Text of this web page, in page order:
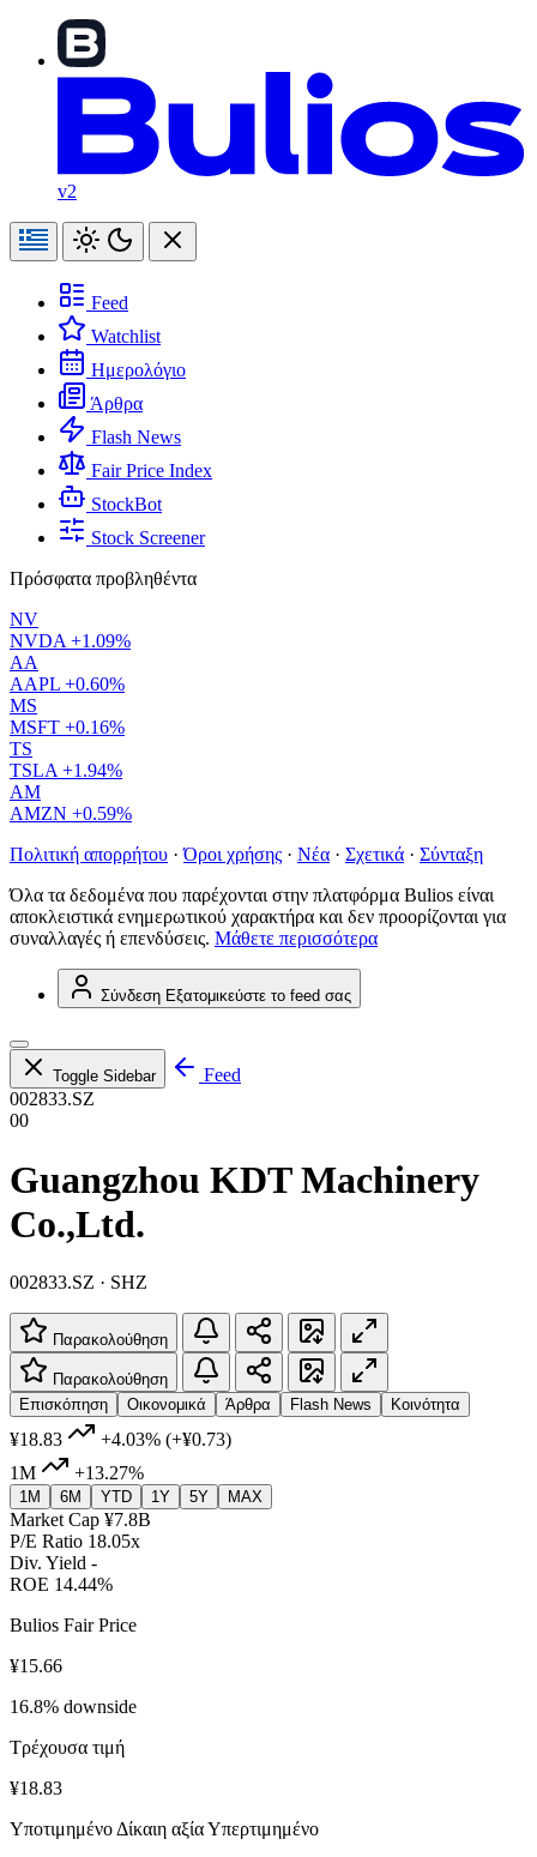
v2
Feed
Watchlist
Ημερολόγιο
Άρθρα
Flash News
Fair Price Index
StockBot
Stock Screener
Πρόσφατα προβληθέντα
NV
NVDA +1.09%
AA
AAPL +0.60%
MS
MSFT +0.16%
TS
TSLA +1.94%
AM
AMZN +0.59%
Πολιτική απορρήτου · Όροι χρήσης · Νέα · Σχετικά · Σύνταξη
Όλα τα δεδομένα που παρέχονται στην πλατφόρμα Bulios είναι
αποκλειστικά ενημερωτικού χαρακτήρα και δεν προορίζονται για
συναλλαγές ή επενδύσεις. Μάθετε περισσότερα
Σύνδεση Εξατομικεύστε το feed σας
Toggle Sidebar
Feed
002833.SZ
00
Guangzhou KDT Machinery
Co.,Ltd.
002833.SZ · SHZ
Παρακολούθηση
Παρακολούθηση
Επισκόπηση
Οικονομικά Άρθρα Flash News Κοινότητα
¥18.83 +4.03% (+¥0.73)
1M
+13.27%
1M 6M YTD 1Y 5Y MAX
Market Cap ¥7.8B
P/E Ratio 18.05x
Div. Yield -
ROE 14.44%
Bulios Fair Price
¥15.66
16.8% downside
Τρέχουσα τιμή
¥18.83
Υποτιμημένο Δίκαιη αξίαΥπερτιμημένο